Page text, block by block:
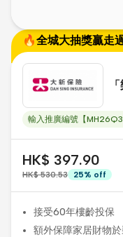
🔥全城大抽獎贏走
輸入推廣編號【
HK$ 397.90
HK$ 530.53 25% off
接受60年樓齡投保
額外保障家居財物